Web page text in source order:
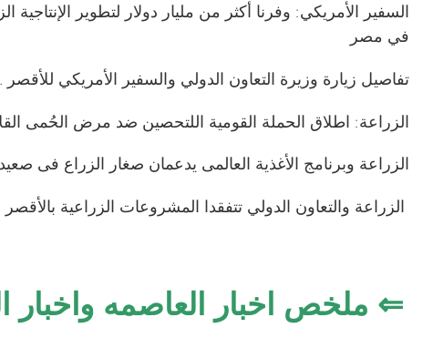
السفير الأمريكي: وفرنا أكثر من مليار دولار لتطوير
في مصر
تفاصيل زيارة وزيرة التعاون الدولي والسفير الأمريكي للأقصر
الزراعة: اطلاق الحملة القومية اللتحصين ضد مرض الحُمى
الزراعة وبرنامج الأغذية العالمى يدعمان صغار الزراع فى
الزراعة والتعاون الدولي تتفقدا المشروعات الزراعية بالأقصر
⇐ ملخص اخبار العاصمه واخبار